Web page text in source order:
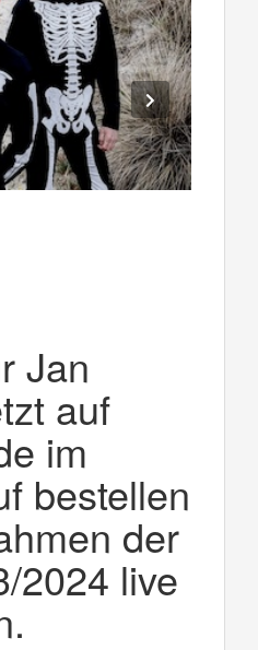
Jan
auf
im
bestellen
der
2024 live